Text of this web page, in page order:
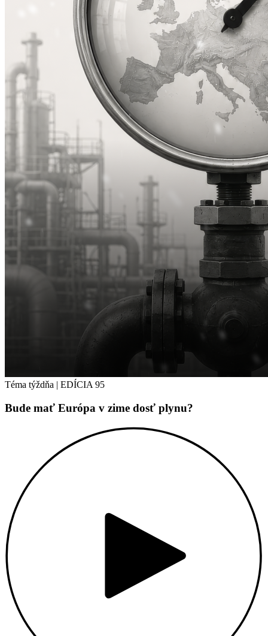
Téma týždňa EDÍCIA 95
Bude mať Európa v zime dosť plynu?